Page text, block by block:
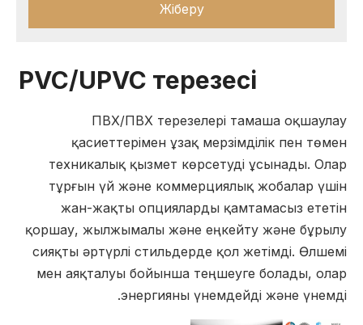
Жіберу
PVC/UPVC терезесі
ПВХ/ПВХ терезелері тамаша оқшаулау
қасиеттерімен ұзақ мерзімділік пен төмен
техникалық қызмет көрсетуді ұсынады. Олар
тұрғын үй және коммерциялық жобалар үшін
жан-жақты опцияларды қамтамасыз ететін
қоршау, жылжымалы және еңкейту және бұрылу
сияқты әртүрлі стильдерде қол жетімді. Өлшемі
мен аяқталуы бойынша теңшеуге болады, олар
энергияны үнемдейді және үнемді.